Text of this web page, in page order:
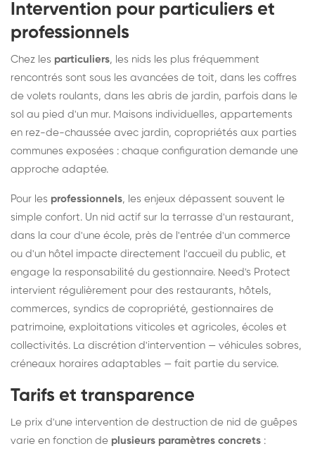
Intervention pour particuliers et
professionnels
Chez les particuliers, les nids les plus fréquemment
rencontrés sont sous les avancées de toit, dans les coffres
de volets roulants, dans les abris de jardin, parfois dans le
sol au pied d'un mur. Maisons individuelles, appartements
en rez-de-chaussée avec jardin, copropriétés aux parties
communes exposées : chaque configuration demande une
approche adaptée.
Pour les professionnels, les enjeux dépassent souvent le
simple confort. Un nid actif sur la terrasse d'un restaurant,
dans la cour d'une école, près de l'entrée d'un commerce
ou d'un hôtel impacte directement l'accueil du public, et
engage la responsabilité du gestionnaire. Need's Protect
intervient régulièrement pour des restaurants, hôtels,
commerces, syndics de copropriété, gestionnaires de
patrimoine, exploitations viticoles et agricoles, écoles et
collectivités. La discrétion d'intervention — véhicules sobres,
créneaux horaires adaptables — fait partie du service.
Tarifs et transparence
Le prix d'une intervention de destruction de nid de guêpes
varie en fonction de plusieurs paramètres concrets :